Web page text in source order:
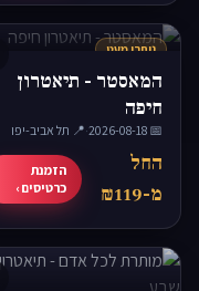
נותרו מעט
המאסטר - תיאטרון
חיפה
📅 2026-08-18
·📍 תל אביב-יפו
החל
מ-₪119
הזמנת
כרטיסים ›